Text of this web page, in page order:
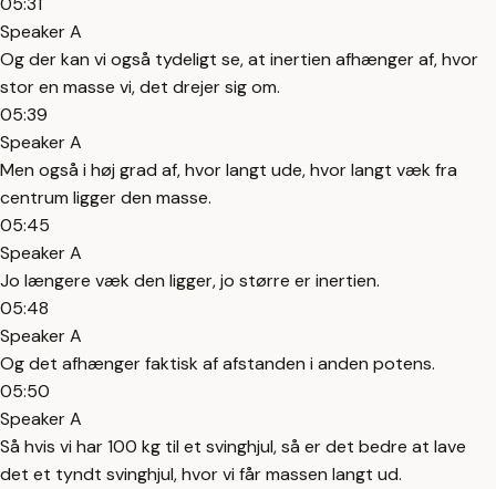
Speaker A
Og der kan vi også tydeligt se, at inertien afhænger af, hvor
stor en masse vi, det drejer sig om.
05:39
Speaker A
Men også i høj grad af, hvor langt ude, hvor langt væk fra
centrum ligger den masse.
05:45
Speaker A
Jo længere væk den ligger, jo større er inertien.
05:48
Speaker A
Og det afhænger faktisk af afstanden i anden potens.
05:50
Speaker A
Så hvis vi har 100 kg til et svinghjul, så er det bedre at lave
det et tyndt svinghjul, hvor vi får massen langt ud.